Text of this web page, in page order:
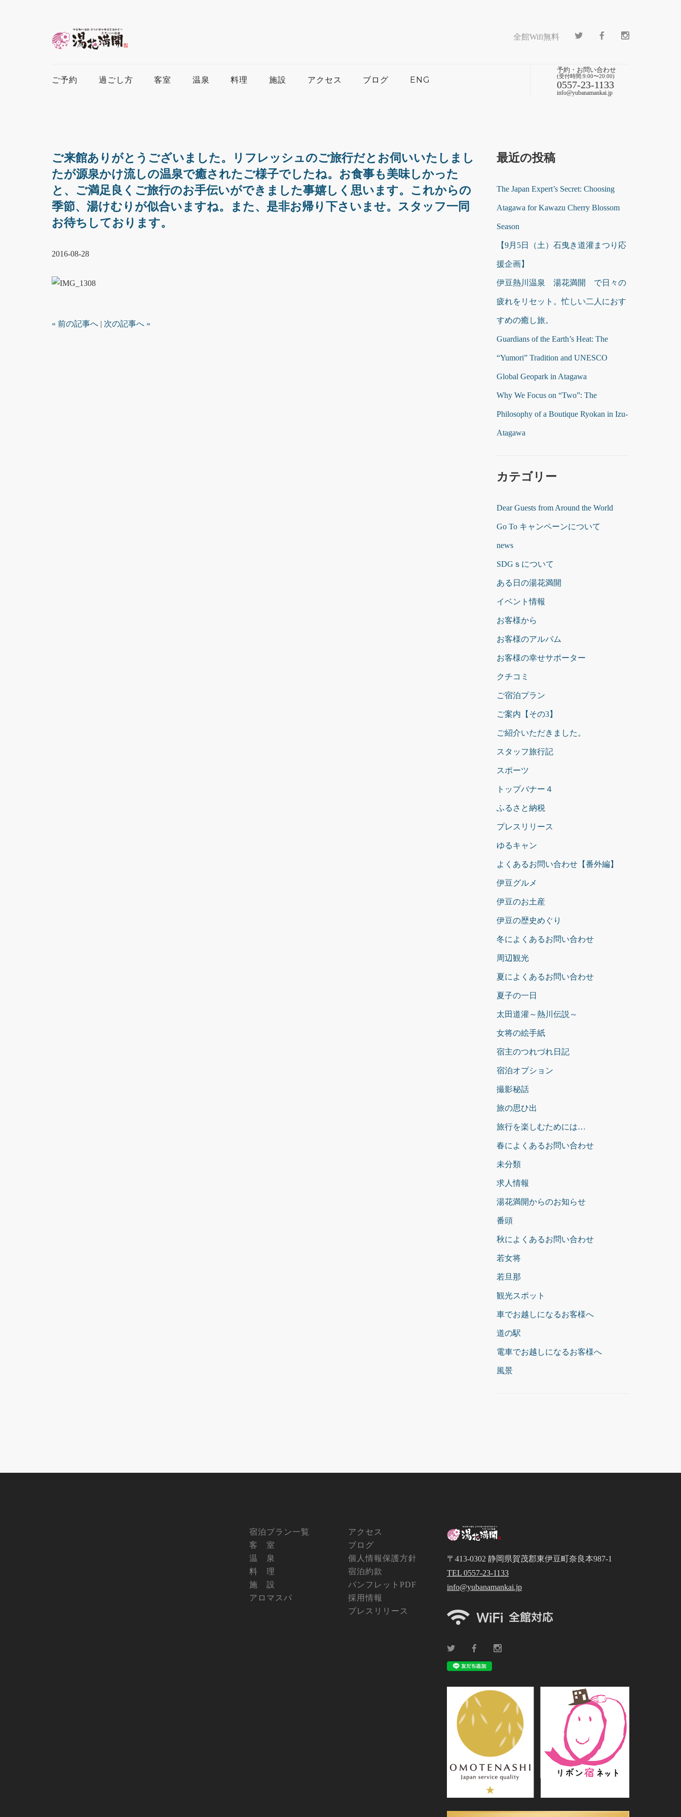
全館Wifi無料
ご予約 過ごし方 客室 温泉 料理 施設 アクセス ブログ ENG
予約・お問い合わせ
(受付時間:9:00〜20:00)
0557-23-1133
info@yubanamankai.jp
ご来館ありがとうございました。リフレッシュのご旅行だとお伺いいたしまし
たが源泉かけ流しの温泉で癒されたご様子でしたね。お食事も美味しかった
と、ご満足良くご旅行のお手伝いができました事嬉しく思います。これからの
季節、湯けむりが似合いますね。また、是非お帰り下さいませ。スタッフ一同
お待ちしております。
2016-08-28
« 前の記事へ | 次の記事へ »
最近の投稿
The Japan Expert’s Secret: Choosing
Atagawa for Kawazu Cherry Blossom
Season
【9月5日（土）石曳き道灌まつり応
援企画】
伊豆熱川温泉 湯花満開 で日々の
疲れをリセット。忙しい二人におす
すめの癒し旅。
Guardians of the Earth’s Heat: The
“Yumori” Tradition and UNESCO
Global Geopark in Atagawa
Why We Focus on “Two”: The
Philosophy of a Boutique Ryokan in Izu-
Atagawa
カテゴリー
Dear Guests from Around the World
Go To キャンペーンについて
news
SDGｓについて
ある日の湯花満開
イベント情報
お客様から
お客様のアルバム
お客様の幸せサポーター
クチコミ
ご宿泊プラン
ご案内【その3】
ご紹介いただきました。
スタッフ旅行記
スポーツ
トップバナー４
ふるさと納税
プレスリリース
ゆるキャン
よくあるお問い合わせ【番外編】
伊豆グルメ
伊豆のお土産
伊豆の歴史めぐり
冬によくあるお問い合わせ
周辺観光
夏によくあるお問い合わせ
夏子の一日
太田道灌～熱川伝説～
女将の絵手紙
宿主のつれづれ日記
宿泊オプション
撮影秘話
旅の思ひ出
旅行を楽しむためには…
春によくあるお問い合わせ
未分類
求人情報
湯花満開からのお知らせ
番頭
秋によくあるお問い合わせ
若女将
若旦那
観光スポット
車でお越しになるお客様へ
道の駅
電車でお越しになるお客様へ
風景
宿泊プラン一覧
客 室
温 泉
料 理
施 設
アロマスパ
アクセス
ブログ
個人情報保護方針
宿泊約款
パンフレットPDF
採用情報
プレスリリース
〒413-0302 静岡県賀茂郡東伊豆町奈良本987-1
TEL 0557-23-1133
info@yubanamankai.jp